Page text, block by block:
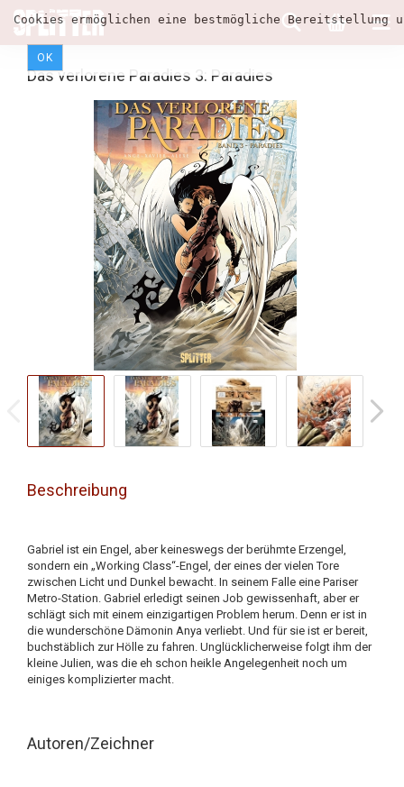
Cookies ermöglichen eine bestmögliche
OK
Das verlorene Paradies 3: Paradies
Beschreibung
Gabriel ist ein Engel, aber keineswegs der berühmte Erzengel,
sondern ein „Working Class“-Engel, der eines der vielen Tore
zwischen Licht und Dunkel bewacht. In seinem Falle eine Pariser
Metro-Station. Gabriel erledigt seinen Job gewissenhaft, aber er
schlägt sich mit einem einzigartigen Problem herum. Denn er ist in
die wunderschöne Dämonin Anya verliebt. Und für sie ist er bereit,
buchstäblich zur Hölle zu fahren. Unglücklicherweise folgt ihm der
kleine Julien, was die eh schon heikle Angelegenheit noch um
einiges komplizierter macht.
Autoren/Zeichner